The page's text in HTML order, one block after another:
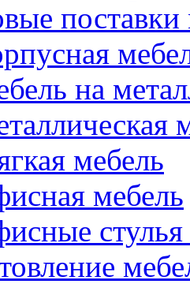
поставки
на
мебель
мебель
стулья